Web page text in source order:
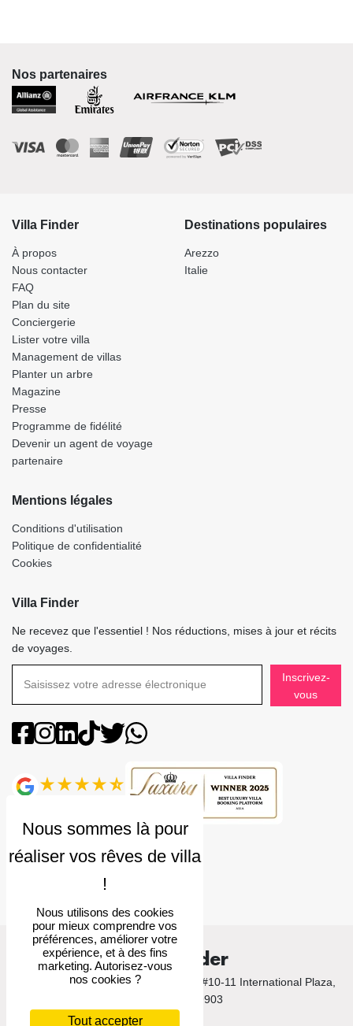
Nos partenaires
Villa Finder
À propos
Nous contacter
FAQ
Plan du site
Conciergerie
Lister votre villa
Management de villas
Planter un arbre
Magazine
Presse
Programme de fidélité
Devenir un agent de voyage
partenaire
Destinations populaires
Arezzo
Italie
Mentions légales
Conditions d'utilisation
Politique de confidentialité
Cookies
Villa Finder
Ne recevez que l'essentiel ! Nos réductions, mises à jour et récits
de voyages.
Inscrivez-
vous
Villa Finder
© 2026 Villa Finder. 10 Anson Road, #10-11 International Plaza,
Singapore 079903
Nous utilisons des cookies
pour mieux comprendre vos
préférences, améliorer votre
expérience, et à des fins
marketing. Autorisez-vous
nos cookies ?
Tout accepter